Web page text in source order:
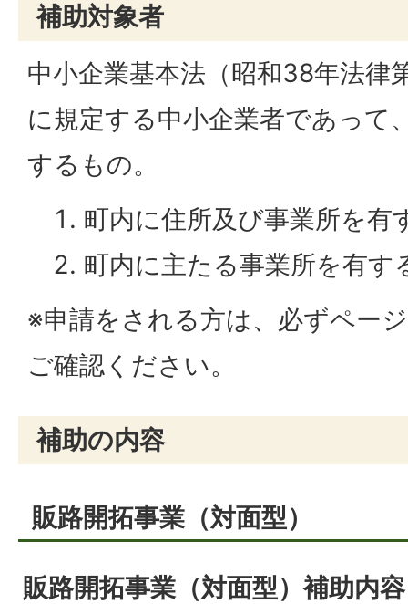
補助対象者
中小企業基本法（昭和38年法律
に規定する中小企業者であって
するもの。
町内に住所及び事業所を有
町内に主たる事業所を有
※申請をされる方は、必ずペー
ご確認ください。
補助の内容
販路開拓事業（対面型）
販路開拓事業（対面型）補助内容